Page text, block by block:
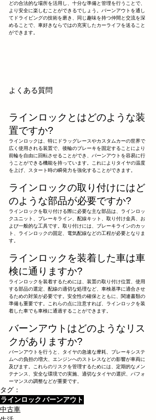
どの合法的な場所を活用し、十分な準備と管理を行うことで、
より安全に楽しむことができるでしょう。バーンアウトを通し
てドライビングの技術を磨き、同じ趣味を持つ仲間と交流を深
めることで、車好きならではの充実したカーライフを送ること
ができます。
よくある質問
ラインロックとはどのような装
置ですか?
ラインロックは、特にドラッグレースやカスタムカーの世界で
広く使用される装置で、後輪のブレーキを固定することにより
前輪を自由に回転させることができ、バーンアウトを容易に行
うことができる機能を持っています。これによりタイヤの温度
を上げ、スタート時の瞬発力を強化することができます。
ラインロックの取り付けにはど
のような部品が必要ですか?
ラインロックを取り付ける際に必要な主な部品は、ラインロッ
クユニット、ブレーキライン、配線キット、取り付け金具、お
よび一般的な工具です。取り付けには、ブレーキラインのカッ
ト、ラインロックの固定、電気配線などの工程が必要となりま
す。
ラインロックを装着した車は車
検に通りますか?
ラインロックを装着するためには、装置の取り付け位置、使用
する部品の選定、配線の適切な処理など、車検基準に適合させ
るための対策が必要です。安全性の確保とともに、関連書類の
準備も重要です。これらの点に注意すれば、ラインロックを装
着した車でも車検に通過することができます。
バーンアウトはどのようなリス
クがありますか?
バーンアウトを行うと、タイヤの急速な摩耗、ブレーキシステ
ムへの負担の増大、エンジンへのストレスなどの影響が車両に
及びます。これらのリスクを管理するためには、定期的なメン
テナンス、安全な環境での実施、適切なタイヤの選択、パフォ
ーマンスの調整などが重要です。
タグ：
ラインロック バーンアウト
中古車